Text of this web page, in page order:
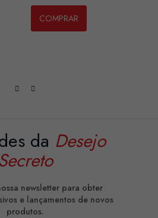
COMPRAR
da Desejo
newsletter para obter
e lançamentos de novos
produtos.